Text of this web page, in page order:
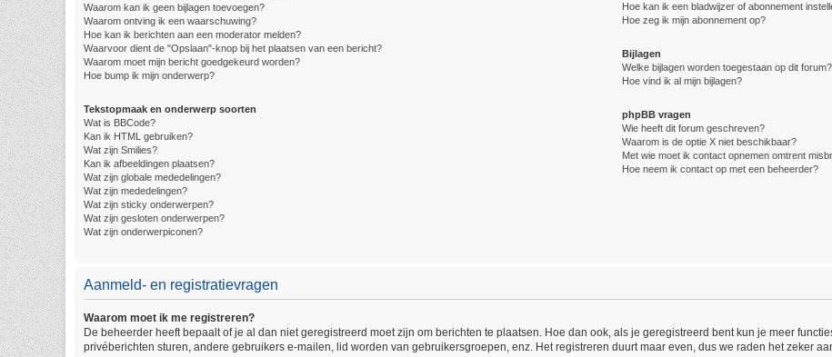
Waarom kan ik geen bijlagen toevoegen?
Waarom ontving ik een waarschuwing?
Hoe kan ik berichten aan een moderator melden?
Waarvoor dient de "Opslaan"-knop bij het plaatsen van een bericht?
Waarom moet mijn bericht goedgekeurd worden?
Hoe bump ik mijn onderwerp?
Tekstopmaak en onderwerp soorten
Wat is BBCode?
Kan ik HTML gebruiken?
Wat zijn Smilies?
Kan ik afbeeldingen plaatsen?
Wat zijn globale mededelingen?
Wat zijn mededelingen?
Wat zijn sticky onderwerpen?
Wat zijn gesloten onderwerpen?
Wat zijn onderwerpiconen?
Hoe kan ik een bladwijzer of abonnement
Hoe zeg ik mijn abonnement op?
Bijlagen
Welke bijlagen worden toegestaan op dit forum?
Hoe vind ik al mijn bijlagen?
phpBB vragen
Wie heeft dit forum geschreven?
Waarom is de optie X niet beschikbaar?
Met wie moet ik contact opnemen omtrent
Hoe neem ik contact op met een beheerder?
Aanmeld- en registratievragen
Waarom moet ik me registreren?
De beheerder heeft bepaalt of je al dan niet geregistreerd moet zijn om berichten te plaatsen. Hoe dan ook, als je geregistreerd bent kun je meer
privéberichten sturen, andere gebruikers e-mailen, lid worden van gebruikersgroepen, enz. Het registreren duurt maar even, dus we raden het zeker